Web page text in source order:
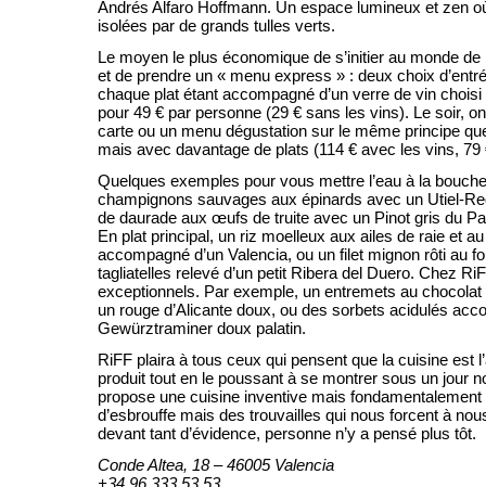
Andrés Alfaro Hoffmann. Un espace lumineux et zen
isolées par de grands tulles verts.
Le moyen le plus économique de s’initier au monde de
et de prendre un « menu express » : deux choix
chaque plat étant accompagné d’un verre de vin
pour 49 € par personne (29 € sans les vins). Le soir,
carte ou un menu dégustation sur le même principe
mais avec davantage de plats (114 € avec les vins, 79
Quelques exemples pour vous mettre l’eau à la
champignons sauvages aux épinards avec un Utiel-
de daurade aux œufs de truite avec un Pinot gris du
En plat principal, un riz moelleux aux ailes de raie et
accompagné d’un Valencia, ou un filet mignon rôti au
tagliatelles relevé d’un petit Ribera del Duero. Chez
exceptionnels. Par exemple, un entremets au
un rouge d’Alicante doux, ou des sorbets acidulés
Gewürztraminer doux palatin.
RiFF plaira à tous ceux qui pensent que la cuisine est
produit tout en le poussant à se montrer sous un jour
propose une cuisine inventive mais
d’esbrouffe mais des trouvailles qui nous forcent à
devant tant d’évidence, personne n’y a pensé plus tôt.
Conde Altea, 18 – 46005 Valencia
+34 96 333 53 53